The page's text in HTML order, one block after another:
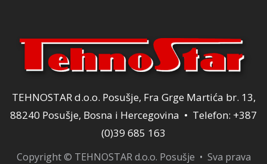
TEHNOSTAR d.o.o. Posušje, Fra Grge Martića br. 13,
88240 Posušje, Bosna i Hercegovina • Telefon: +387
(0)39 685 163
Copyright © TEHNOSTAR d.o.o. Posušje • Sva prava